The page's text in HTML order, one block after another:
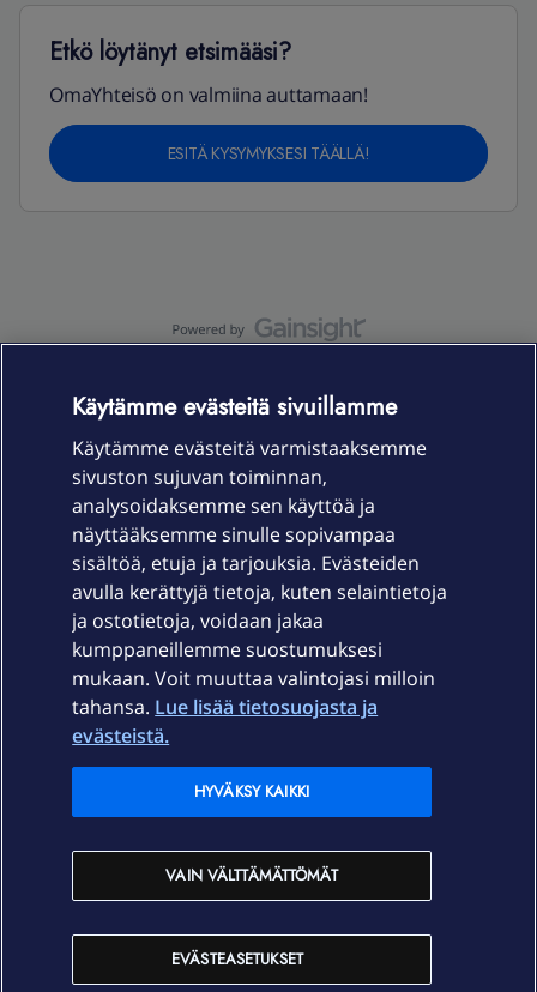
Etkö löytänyt etsimääsi?
OmaYhteisö on valmiina auttamaan!
ESITÄ KYSYMYKSESI TÄÄLLÄ!
Laitteet & liittymät
Palvelut
Ajankohtaista
Elisa Oyj
In English
Käytämme evästeitä sivuillamme
Käytämme evästeitä varmistaaksemme
sivuston sujuvan toiminnan,
analysoidaksemme sen käyttöä ja
näyttääksemme sinulle sopivampaa
sisältöä, etuja ja tarjouksia. Evästeiden
avulla kerättyjä tietoja, kuten selaintietoja
ja ostotietoja, voidaan jakaa
kumppaneillemme suostumuksesi
mukaan. Voit muuttaa valintojasi milloin
tahansa. Lue lisää tietosuojasta ja
evästeistä.
EVÄSTEASETUKSET
VAIN VÄLTTÄMÄTTÖMÄT
HYVÄKSY KAIKKI